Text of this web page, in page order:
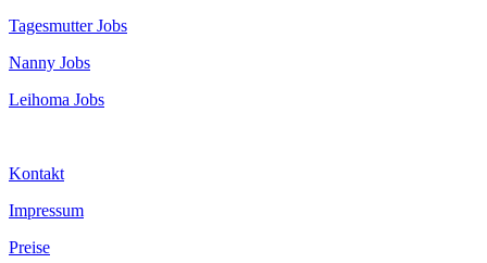
Tagesmutter Jobs
Nanny Jobs
Leihoma Jobs
Kontakt
Impressum
Preise